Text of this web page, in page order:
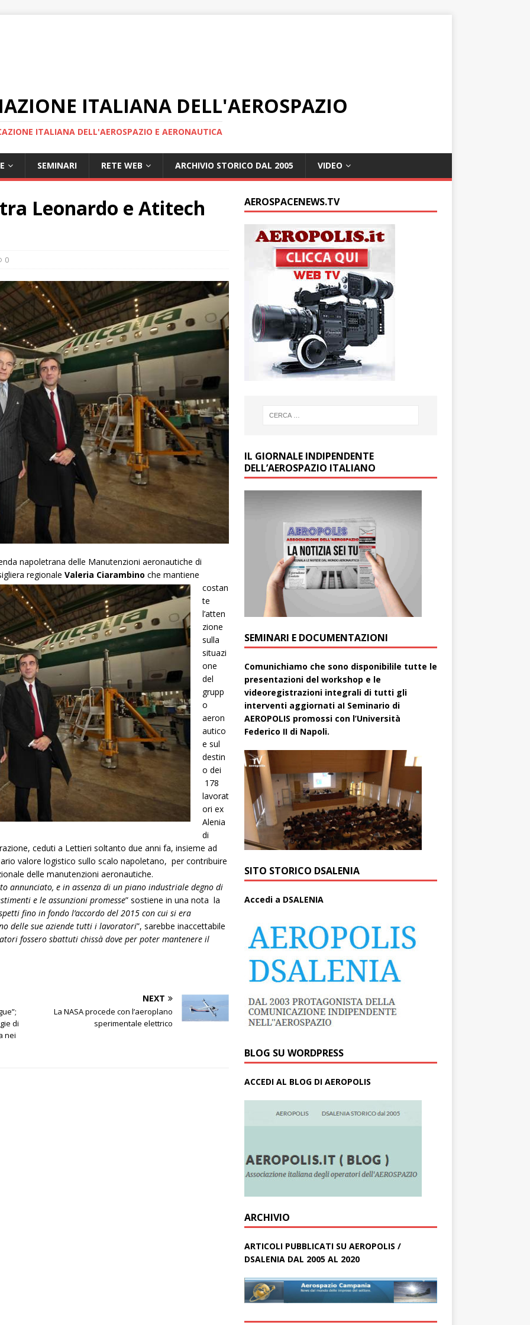
ITALIANA DELL'AEROSPAZIO
ITALIANA DELL'AEROSPAZIO E AERONAUTICA
SEMINARI RETE WEB ARCHIVIO STORICO DAL 2005 VIDEO
Leonardo e Atitech
0
napoletrana delle Manutenzioni aeronautiche di
regionale Valeria Ciarambino che mantiene
costan
te
l’atten
zione
sulla
situazi
one
del
grupp
o
aeron
autico
e sul
destin
o dei
178
lavorat
ori ex
Alenia
di
ceduti a Lettieri soltanto due anni fa, insieme ad
valore logistico sullo scalo napoletano, per contribuire
delle manutenzioni aeronautiche.
annunciato, e in assenza di un piano industriale degno di
e le assunzioni promesse” sostiene in una nota la
fino in fondo l’accordo del 2015 con cui si era
delle sue aziende tutti i lavoratori”, sarebbe inaccettabile
fossero sbattuti chissà dove per poter mantenere il
di
nei
NEXT
La NASA procede con l’aeroplano
sperimentale elettrico
AEROSPACENEWS.TV
IL GIORNALE INDIPENDENTE
DELL’AEROSPAZIO ITALIANO
SEMINARI E DOCUMENTAZIONI
Comunichiamo che sono disponibilile tutte le
presentazioni del workshop e le
videoregistrazioni integrali di tutti gli
interventi aggiornati aI Seminario di
AEROPOLIS promossi con l’Università
Federico II di Napoli.
SITO STORICO DSALENIA
Accedi a DSALENIA
BLOG SU WORDPRESS
ACCEDI AL BLOG DI AEROPOLIS
ARCHIVIO
ARTICOLI PUBBLICATI SU AEROPOLIS /
DSALENIA DAL 2005 AL 2020